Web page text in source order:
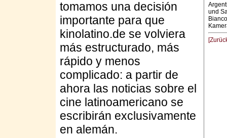
tomamos una decisión
importante para que
kinolatino.de se volviera
más estructurado, más
rápido y menos
complicado: a partir de
ahora las noticias sobre el
cine latinoamericano se
escribirán exclusivamente
en alemán.
und